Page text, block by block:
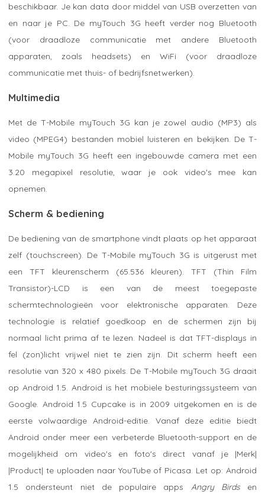
beschikbaar. Je kan data door middel van USB overzetten van
en naar je PC. De myTouch 3G heeft verder nog Bluetooth
(voor draadloze communicatie met andere Bluetooth
apparaten, zoals headsets) en WiFi (voor draadloze
communicatie met thuis- of bedrijfsnetwerken).
Multimedia
Met de T-Mobile myTouch 3G kan je zowel audio (MP3) als
video (MPEG4) bestanden mobiel luisteren en bekijken. De T-
Mobile myTouch 3G heeft een ingebouwde camera met een
3.20 megapixel resolutie, waar je ook video's mee kan
opnemen.
Scherm & bediening
De bediening van de smartphone vindt plaats op het apparaat
zelf (touchscreen). De T-Mobile myTouch 3G is uitgerust met
een TFT kleurenscherm (65.536 kleuren). TFT (Thin Film
Transistor)-LCD is een van de meest toegepaste
schermtechnologieën voor elektronische apparaten. Deze
technologie is relatief goedkoop en de schermen zijn bij
normaal licht prima af te lezen. Nadeel is dat TFT-displays in
fel (zon)licht vrijwel niet te zien zijn. Dit scherm heeft een
resolutie van 320 x 480 pixels. De T-Mobile myTouch 3G draait
op Android 1.5. Android is het mobiele besturingssysteem van
Google. Android 1.5 Cupcake is in 2009 uitgekomen en is de
eerste volwaardige Android-editie. Vanaf deze editie biedt
Android onder meer een verbeterde Bluetooth-support en de
mogelijkheid om video's en foto's direct vanaf je |Merk|
|Product| te uploaden naar YouTube of Picasa. Let op: Android
1.5 ondersteunt niet de populaire apps Angry Birdsen